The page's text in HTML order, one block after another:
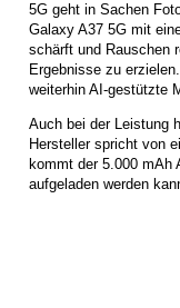
5G geht in Sachen
Galaxy A37 5G mit
schärft und Rauschen
Ergebnisse zu
weiterhin AI-gestützte
Auch bei der Leistung
Hersteller spricht von
kommt der 5.000 mAh
aufgeladen werden